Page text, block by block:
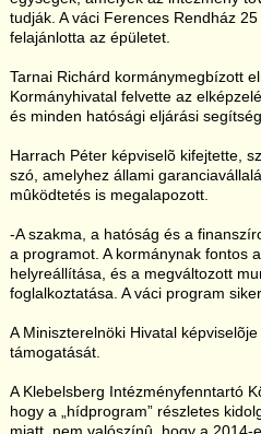
tudják. A váci Ferences Rendház
felajánlotta az épületet.
Tarnai Richárd kormánymegbízott
Kormányhivatal felvette az
és minden hatósági eljárási
Harrach Péter képviselõ kifejtette,
szó, amelyhez állami
mûködtetés is megalapozott.
-A szakma, a hatóság és a
a programot. A kormánynak fontos
helyreállítása, és a megváltozott
foglalkoztatása. A váci program
A Miniszterelnöki Hivatal
támogatását.
A Klebelsberg Intézményfenntartó
hogy a „hídprogram” részletes